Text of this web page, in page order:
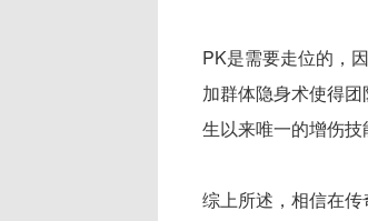
PK是需要走位的，
加群体隐身术使得
生以来唯一的增伤技
综上所述，相信在